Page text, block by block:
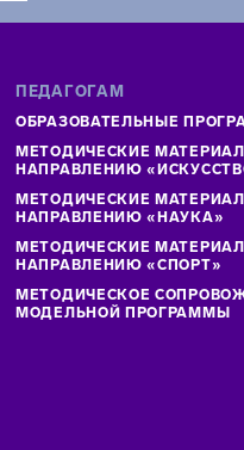
ПЕДАГОГАМ
ОБРАЗОВАТЕЛЬНЫЕ
МЕТОДИЧЕСКИЕ
НАПРАВЛЕНИЮ
МЕТОДИЧЕСКИЕ
НАПРАВЛЕНИЮ «НАУКА»
МЕТОДИЧЕСКИЕ
НАПРАВЛЕНИЮ «СПОРТ»
МЕТОДИЧЕСКОЕ
МОДЕЛЬНОЙ ПРОГРАММЫ